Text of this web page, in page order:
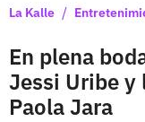
La Kalle /
En plena
Jessi Uribe y
Paola Jara